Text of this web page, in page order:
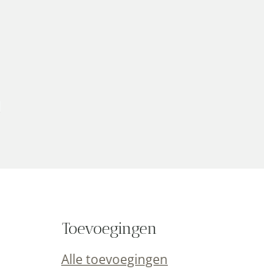
Toevoegingen
Alle toevoegingen